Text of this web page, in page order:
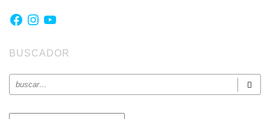
Facebook
Instagram
YouTube
BUSCADOR